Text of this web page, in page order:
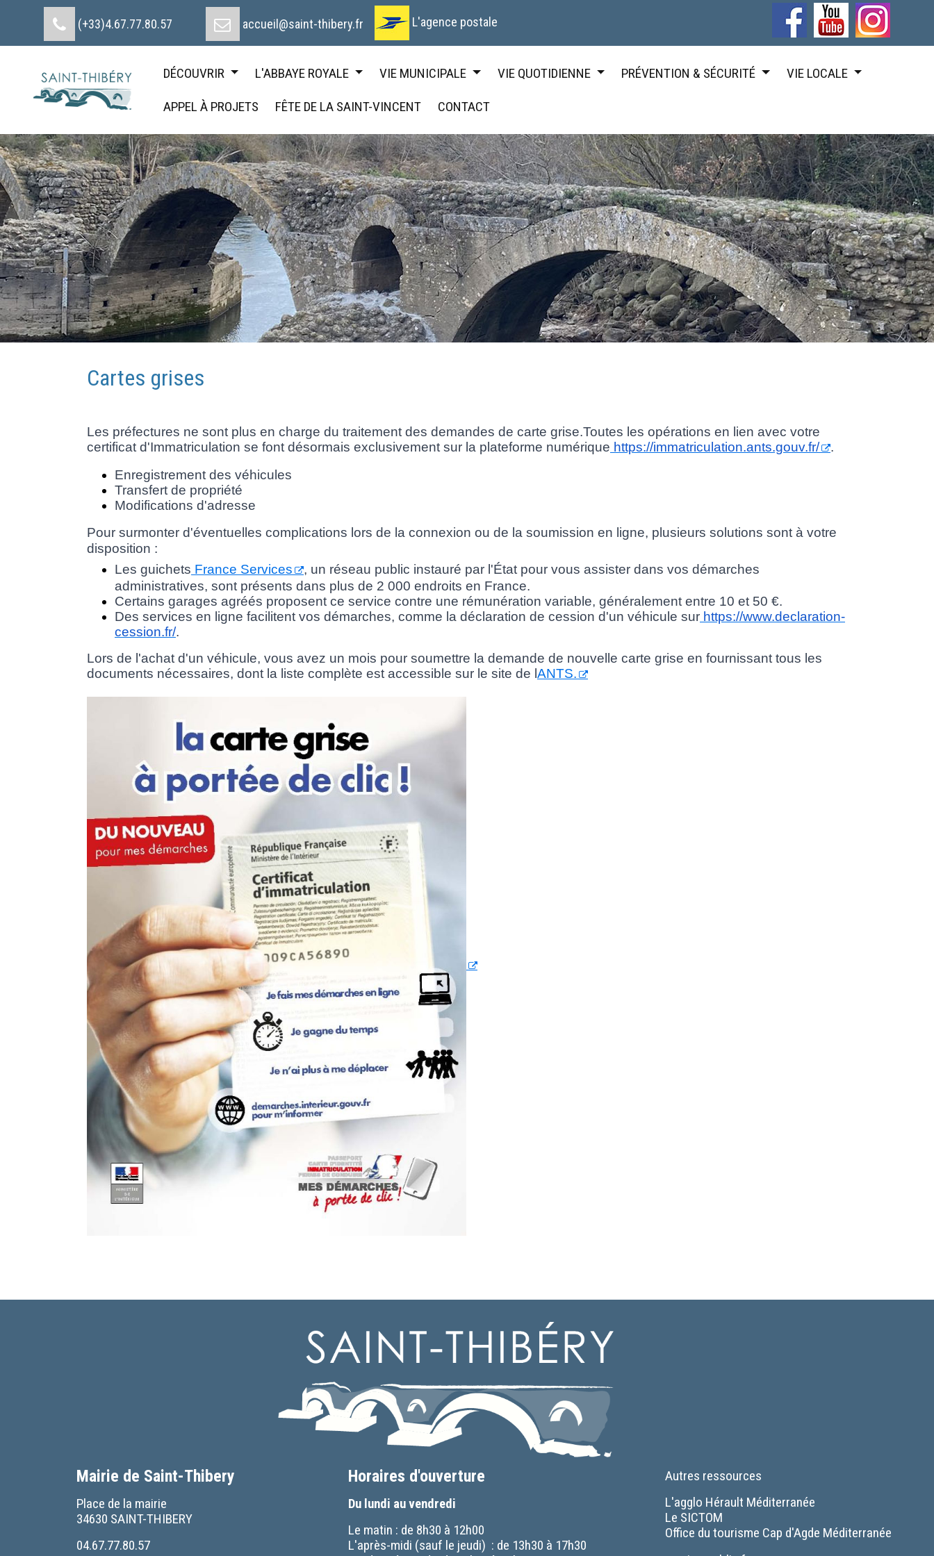
(+33)4.67.77.80.57 accueil@saint-thibery.fr L'agence postale
DÉCOUVRIR L'ABBAYE ROYALE VIE MUNICIPALE VIE QUOTIDIENNE PRÉVENTION & SÉCURITÉ VIE LOCALE
APPEL À PROJETS FÊTE DE LA SAINT-VINCENT CONTACT
Cartes grises
Les préfectures ne sont plus en charge du traitement des demandes de carte grise.Toutes les opérations en lien avec votre
certificat d'Immatriculation se font désormais exclusivement sur la plateforme numérique https://immatriculation.ants.gouv.fr/
.
Enregistrement des véhicules
Transfert de propriété
Modifications d'adresse
Pour surmonter d'éventuelles complications lors de la connexion ou de la soumission en ligne, plusieurs solutions sont à votre
disposition :
Les guichets France Services
, un réseau public instauré par l'État pour vous assister dans vos démarches
administratives, sont présents dans plus de 2 000 endroits en France.
Certains garages agréés proposent ce service contre une rémunération variable, généralement entre 10 et 50 €.
Des services en ligne facilitent vos démarches, comme la déclaration de cession d'un véhicule sur https://www.declaration-
cession.fr/.
Lors de l'achat d'un véhicule, vous avez un mois pour soumettre la demande de nouvelle carte grise en fournissant tous les
documents nécessaires, dont la liste complète est accessible sur le site de l ANTS.
Mairie de Saint-Thibery
Place de la mairie
34630 SAINT-THIBERY
04.67.77.80.57
Horaires d'ouverture
Du lundi au vendredi
Le matin : de 8h30 à 12h00
L'après-midi (sauf le jeudi) : de 13h30 à 17h30
Autres ressources
L'agglo Hérault Méditerranée
Le SICTOM
Office du tourisme Cap d'Agde Méditerranée
Cookies management panel